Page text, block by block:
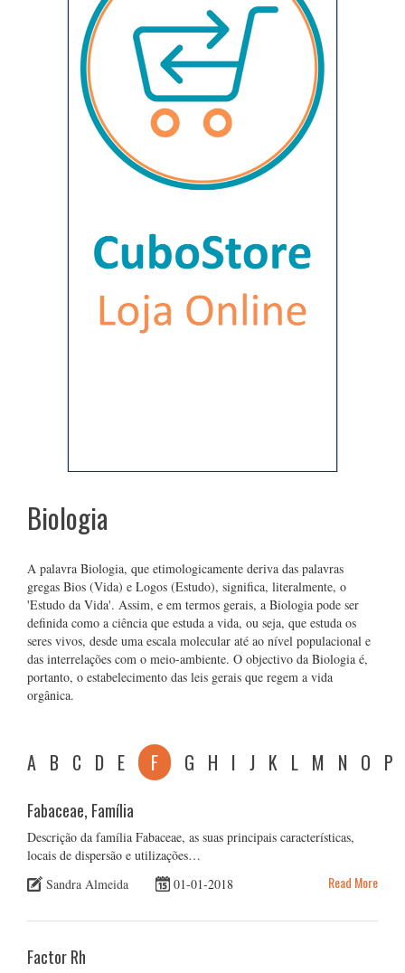
Biologia
A palavra Biologia, que etimologicamente deriva das palavras
gregas Bios (Vida) e Logos (Estudo), significa, literalmente, o
'Estudo da Vida'. Assim, e em termos gerais, a Biologia pode ser
definida como a ciência que estuda a vida, ou seja, que estuda os
seres vivos, desde uma escala molecular até ao nível populacional e
das interrelações com o meio-ambiente. O objectivo da Biologia é,
portanto, o estabelecimento das leis gerais que regem a vida
orgânica.
A B C D E F G H I J K L M N O P
Fabaceae, Família
Descrição da família Fabaceae, as suas principais características,
locais de dispersão e utilizações…
Sandra Almeida
01-01-2018 Read More
Factor Rh